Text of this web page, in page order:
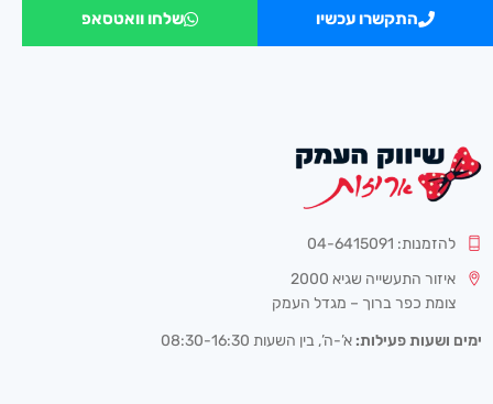
התקשרו עכשיו שלחו וואטסאפ
להזמנות: 04-6415091
איזור התעשייה שגיא 2000
צומת כפר ברוך – מגדל העמק
ימים ושעות פעילות: א’-ה’, בין השעות 08:30-16:30